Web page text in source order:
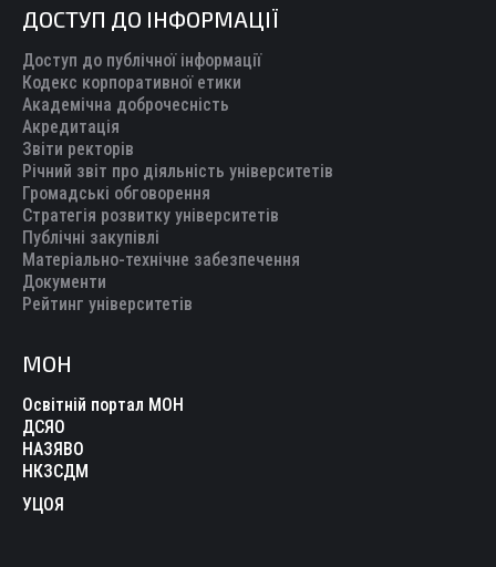
ДОСТУП ДО ІНФОРМАЦІЇ
Доступ до публічної інформації
Кодекс корпоративної етики
Академічна доброчесність
Акредитація
Звіти ректорів
Річний звіт про діяльність університетів
Громадські обговорення
Стратегія розвитку університетів
Публічні закупівлі
Матеріально-технічне забезпечення
Документи
Рейтинг університетів
МОН
Освітній портал МОН
ДСЯО
НАЗЯВО
НКЗСДМ
УЦОЯ